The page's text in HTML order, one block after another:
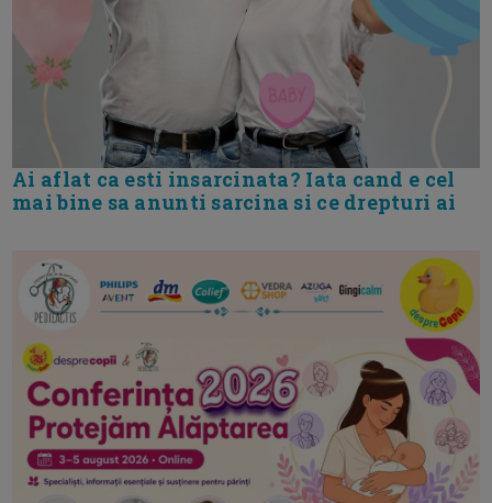
Ai aflat ca esti insarcinata? Iata cand e cel
mai bine sa anunti sarcina si ce drepturi ai